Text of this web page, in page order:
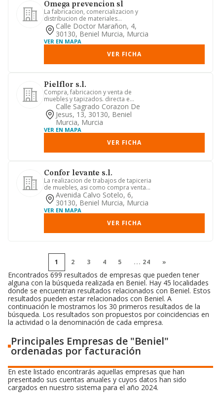
Omega prevencion sl
La fabricacion, comercializacion y
distribucion de materiales
relacionados con la proteccion indivi...
Calle Doctor Marañon, 4,
30130, Beniel Murcia, Murcia
VER EN MAPA
VER FICHA
Pielflor s.l.
Compra, fabricacion y venta de
muebles y tapizados. directa e
indirectamente.
Calle Sagrado Corazon De
Jesus, 13, 30130, Beniel
Murcia, Murcia
VER EN MAPA
VER FICHA
Confor levante s.l.
La realizacion de trabajos de tapiceria
de muebles, asi como compra venta
de los mismos incluidos a...
Avenida Calvo Sotelo, 6,
30130, Beniel Murcia, Murcia
VER EN MAPA
VER FICHA
1 2 3 4 5 ... 24 »
Encontrados 699 resultados de empresas que pueden tener
alguna con la búsqueda realizada en Beniel. Hay 45 localidades
donde se encuentran resultados relacionados con Beniel. Estos
resultados pueden estar relacionados con Beniel. A
continuación le mostramos los 30 primeros resultados de la
búsqueda. Los resultados son propuestos por coincidencias en
la actividad o la denominación de cada empresa.
Principales Empresas de "Beniel"
ordenadas por facturación
En este listado encontrarás aquellas empresas que han
presentado sus cuentas anuales y cuyos datos han sido
cargados en nuestro sistema para el año 2024.